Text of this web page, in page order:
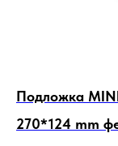
Подложка
270*124 mm